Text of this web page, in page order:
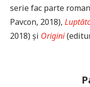
serie fac parte
Pavcon, 2018),
2018) și Origini